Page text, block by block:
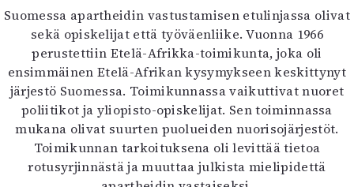
Suomessa apartheidin vastustamisen etulinjassa olivat
sekä opiskelijat että työväenliike. Vuonna 1966
perustettiin Etelä-Afrikka-toimikunta, joka oli
ensimmäinen Etelä-Afrikan kysymykseen keskittynyt
järjestö Suomessa. Toimikunnassa vaikuttivat nuoret
poliitikot ja yliopisto-opiskelijat. Sen toiminnassa
mukana olivat suurten puolueiden nuorisojärjestöt.
Toimikunnan tarkoituksena oli levittää tietoa
rotusyrjinnästä ja muuttaa julkista mielipidettä